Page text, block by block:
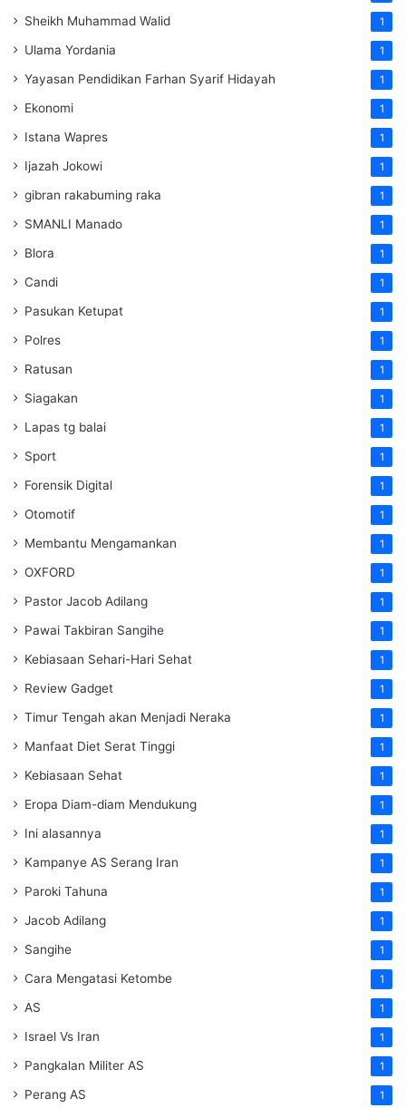
Sheikh Muhammad Walid 1
Ulama Yordania 1
Yayasan Pendidikan Farhan Syarif Hidayah 1
Ekonomi 1
Istana Wapres 1
Ijazah Jokowi 1
gibran rakabuming raka 1
SMANLI Manado 1
Blora 1
Candi 1
Pasukan Ketupat 1
Polres 1
Ratusan 1
Siagakan 1
Lapas tg balai 1
Sport 1
Forensik Digital 1
Otomotif 1
Membantu Mengamankan 1
OXFORD 1
Pastor Jacob Adilang 1
Pawai Takbiran Sangihe 1
Kebiasaan Sehari-Hari Sehat 1
Review Gadget 1
Timur Tengah akan Menjadi Neraka 1
Manfaat Diet Serat Tinggi 1
Kebiasaan Sehat 1
Eropa Diam-diam Mendukung 1
Ini alasannya 1
Kampanye AS Serang Iran 1
Paroki Tahuna 1
Jacob Adilang 1
Sangihe 1
Cara Mengatasi Ketombe 1
AS 1
Israel Vs Iran 1
Pangkalan Militer AS 1
Perang AS 1